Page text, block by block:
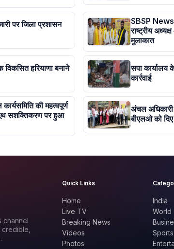
पर जिला प्रशासन
SBSP News:
राष्ट्रीय
मुलाकात
विकसित हरियाणा बनाने
सपा कार्यालय
कार्रवाई
की महत्वपूर्ण
सशक्तिकरण पर हुआ
अंचल अधिकारी
बीएलओ को दिए
channel
Quick Links
Home
Live TV
Breaking News
Videos
Photos
India
World
Sports